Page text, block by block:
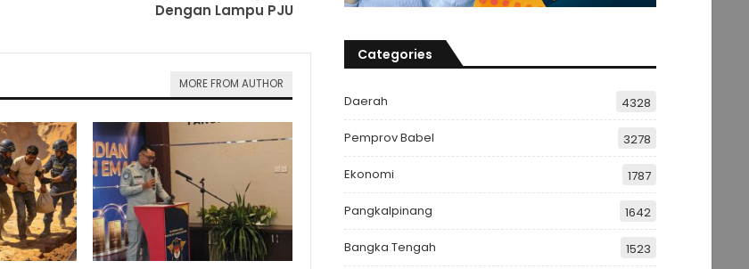
Dengan Lampu PJU
MORE FROM AUTHOR
Categories
Daerah 4328
Pemprov Babel 3278
Ekonomi 1787
Pangkalpinang 1642
Bangka Tengah 1523